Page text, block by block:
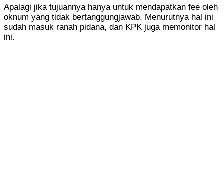
Apalagi jika tujuannya hanya untuk mendapatkan fee oleh
oknum yang tidak bertanggungjawab. Menurutnya hal ini
sudah masuk ranah pidana, dan KPK juga memonitor hal
ini.